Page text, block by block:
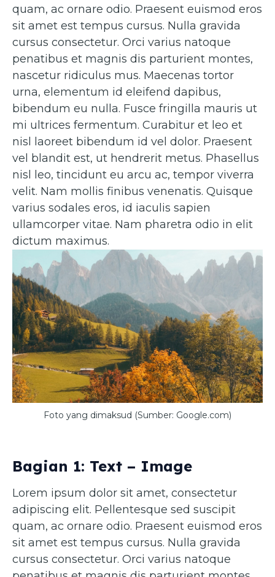
quam, ac ornare odio. Praesent euismod eros
sit amet est tempus cursus. Nulla gravida
cursus consectetur. Orci varius natoque
penatibus et magnis dis parturient montes,
nascetur ridiculus mus. Maecenas tortor
urna, elementum id eleifend dapibus,
bibendum eu nulla. Fusce fringilla mauris ut
mi ultrices fermentum. Curabitur et leo et
nisl laoreet bibendum id vel dolor. Praesent
vel blandit est, ut hendrerit metus. Phasellus
nisl leo, tincidunt eu arcu ac, tempor viverra
velit. Nam mollis finibus venenatis. Quisque
varius sodales eros, id iaculis sapien
ullamcorper vitae. Nam pharetra odio in elit
dictum maximus.
Foto yang dimaksud (Sumber: Google.com)
Bagian 1: Text – Image
Lorem ipsum dolor sit amet, consectetur
adipiscing elit. Pellentesque sed suscipit
quam, ac ornare odio. Praesent euismod eros
sit amet est tempus cursus. Nulla gravida
cursus consectetur. Orci varius natoque